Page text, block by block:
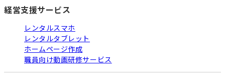
経営支援サービス
レンタルスマホ
レンタルタブレット
ホームページ作成
職員向け動画研修サービス